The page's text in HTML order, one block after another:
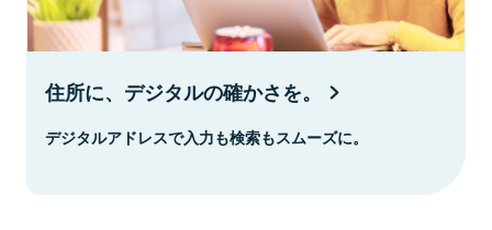
住所に、デジタルの確かさを。
デジタルアドレスで入力も検索もスムーズに。